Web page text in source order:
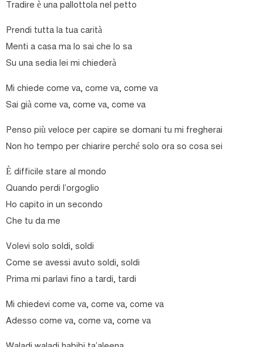
Tradire è una pallottola nel petto
Prendi tutta la tua carità
Menti a casa ma lo sai che lo sa
Su una sedia lei mi chiederà
Mi chiede come va, come va, come va
Sai già come va, come va, come va
Penso più veloce per capire se domani tu mi fregherai
Non ho tempo per chiarire perché solo ora so cosa sei
È difficile stare al mondo
Quando perdi l’orgoglio
Ho capito in un secondo
Che tu da me
Volevi solo soldi, soldi
Come se avessi avuto soldi, soldi
Prima mi parlavi fino a tardi, tardi
Mi chiedevi come va, come va, come va
Adesso come va, come va, come va